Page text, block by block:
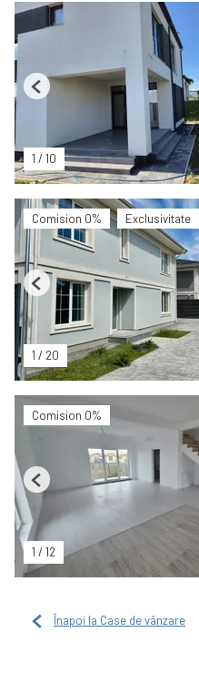
1 / 10
Previous
Comision 0% Exclusivitate
1 / 20
Previous
Comision 0%
1 / 12
Previous
Înapoi la Case de vânzare